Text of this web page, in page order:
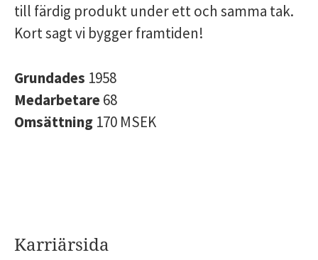
till färdig produkt under ett och samma tak.
Kort sagt vi bygger framtiden!
Grundades 1958
Medarbetare68
Omsättning 170 MSEK
Karriärsida